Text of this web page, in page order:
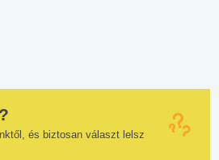
és biztosan választ lelsz